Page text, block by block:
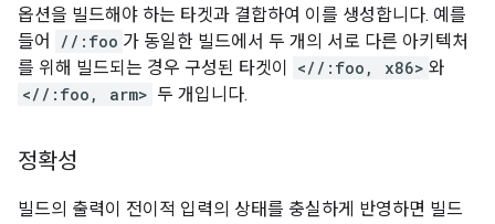
옵션을 빌드해야 하는 타겟과 결합하여 이를 생성합니다. 예를
들어
//:foo 가 동일한 빌드에서 두 개의 서로 다른 아키텍처
를 위해 빌드되는 경우 구성된 타겟이
<//:foo, x86> 와
<//:foo, arm> 두 개입니다.
정확성
빌드의 출력이 전이적 입력의 상태를 충실하게 반영하면 빌드